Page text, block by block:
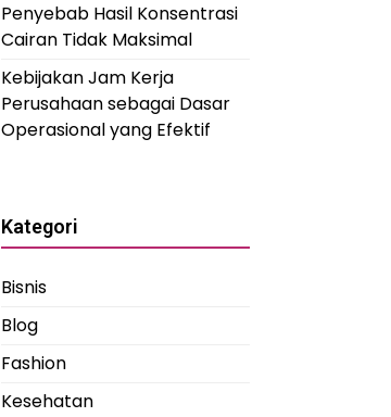
Penyebab Hasil Konsentrasi
Cairan Tidak Maksimal
Kebijakan Jam Kerja
Perusahaan sebagai Dasar
Operasional yang Efektif
Kategori
Bisnis
Blog
Fashion
Kesehatan